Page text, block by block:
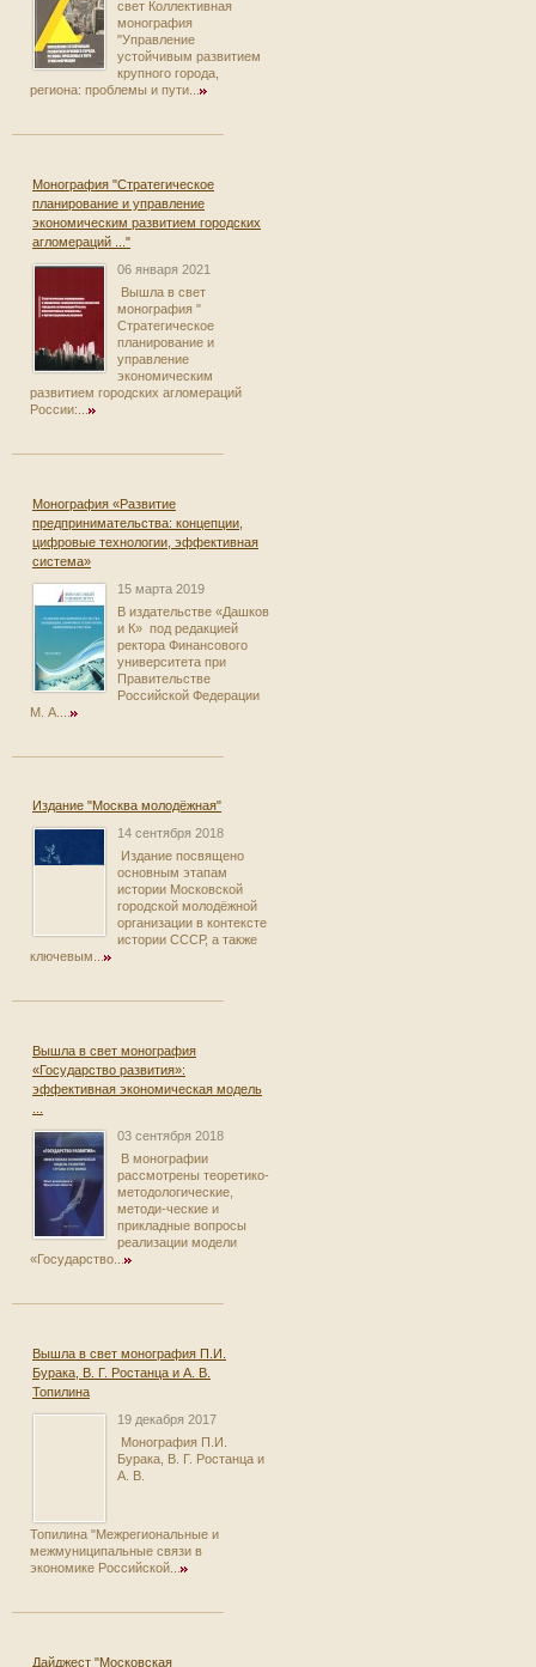
свет Коллективная
монография
"Управление
устойчивым развитием
крупного города,
региона: проблемы и пути...
Монография "Стратегическое
планирование и управление
экономическим развитием городских
агломераций ..."
06 января 2021
Вышла в свет
монография "
Стратегическое
планирование и
управление
экономическим
развитием городских агломераций
России:...
Монография «Развитие
предпринимательства: концепции,
цифровые технологии, эффективная
система»
15 марта 2019
В издательстве «Дашков
и К» под редакцией
ректора Финансового
университета при
Правительстве
Российской Федерации
М. А....
Издание "Москва молодёжная"
14 сентября 2018
Издание посвящено
основным этапам
истории Московской
городской молодёжной
организации в контексте
истории СССР, а также
ключевым...
Вышла в свет монография
«Государство развития»:
эффективная экономическая модель
03 сентября 2018
В монографии
рассмотрены теоретико-
методологические,
методи-ческие и
прикладные вопросы
реализации модели
«Государство...
Вышла в свет монография П.И.
Бурака, В. Г. Ростанца и А. В.
Топилина
19 декабря 2017
Монография П.И.
Бурака, В. Г. Ростанца и
А. В.
Топилина "Межрегиональные и
межмуниципальные связи в
экономике Российской...
Дайджест "Московская